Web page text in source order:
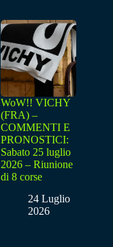
WoW!! VICHY
(FRA) –
COMMENTI E
PRONOSTICI:
Sabato 25 luglio
2026 – Riunione
di 8 corse
24 Luglio
2026